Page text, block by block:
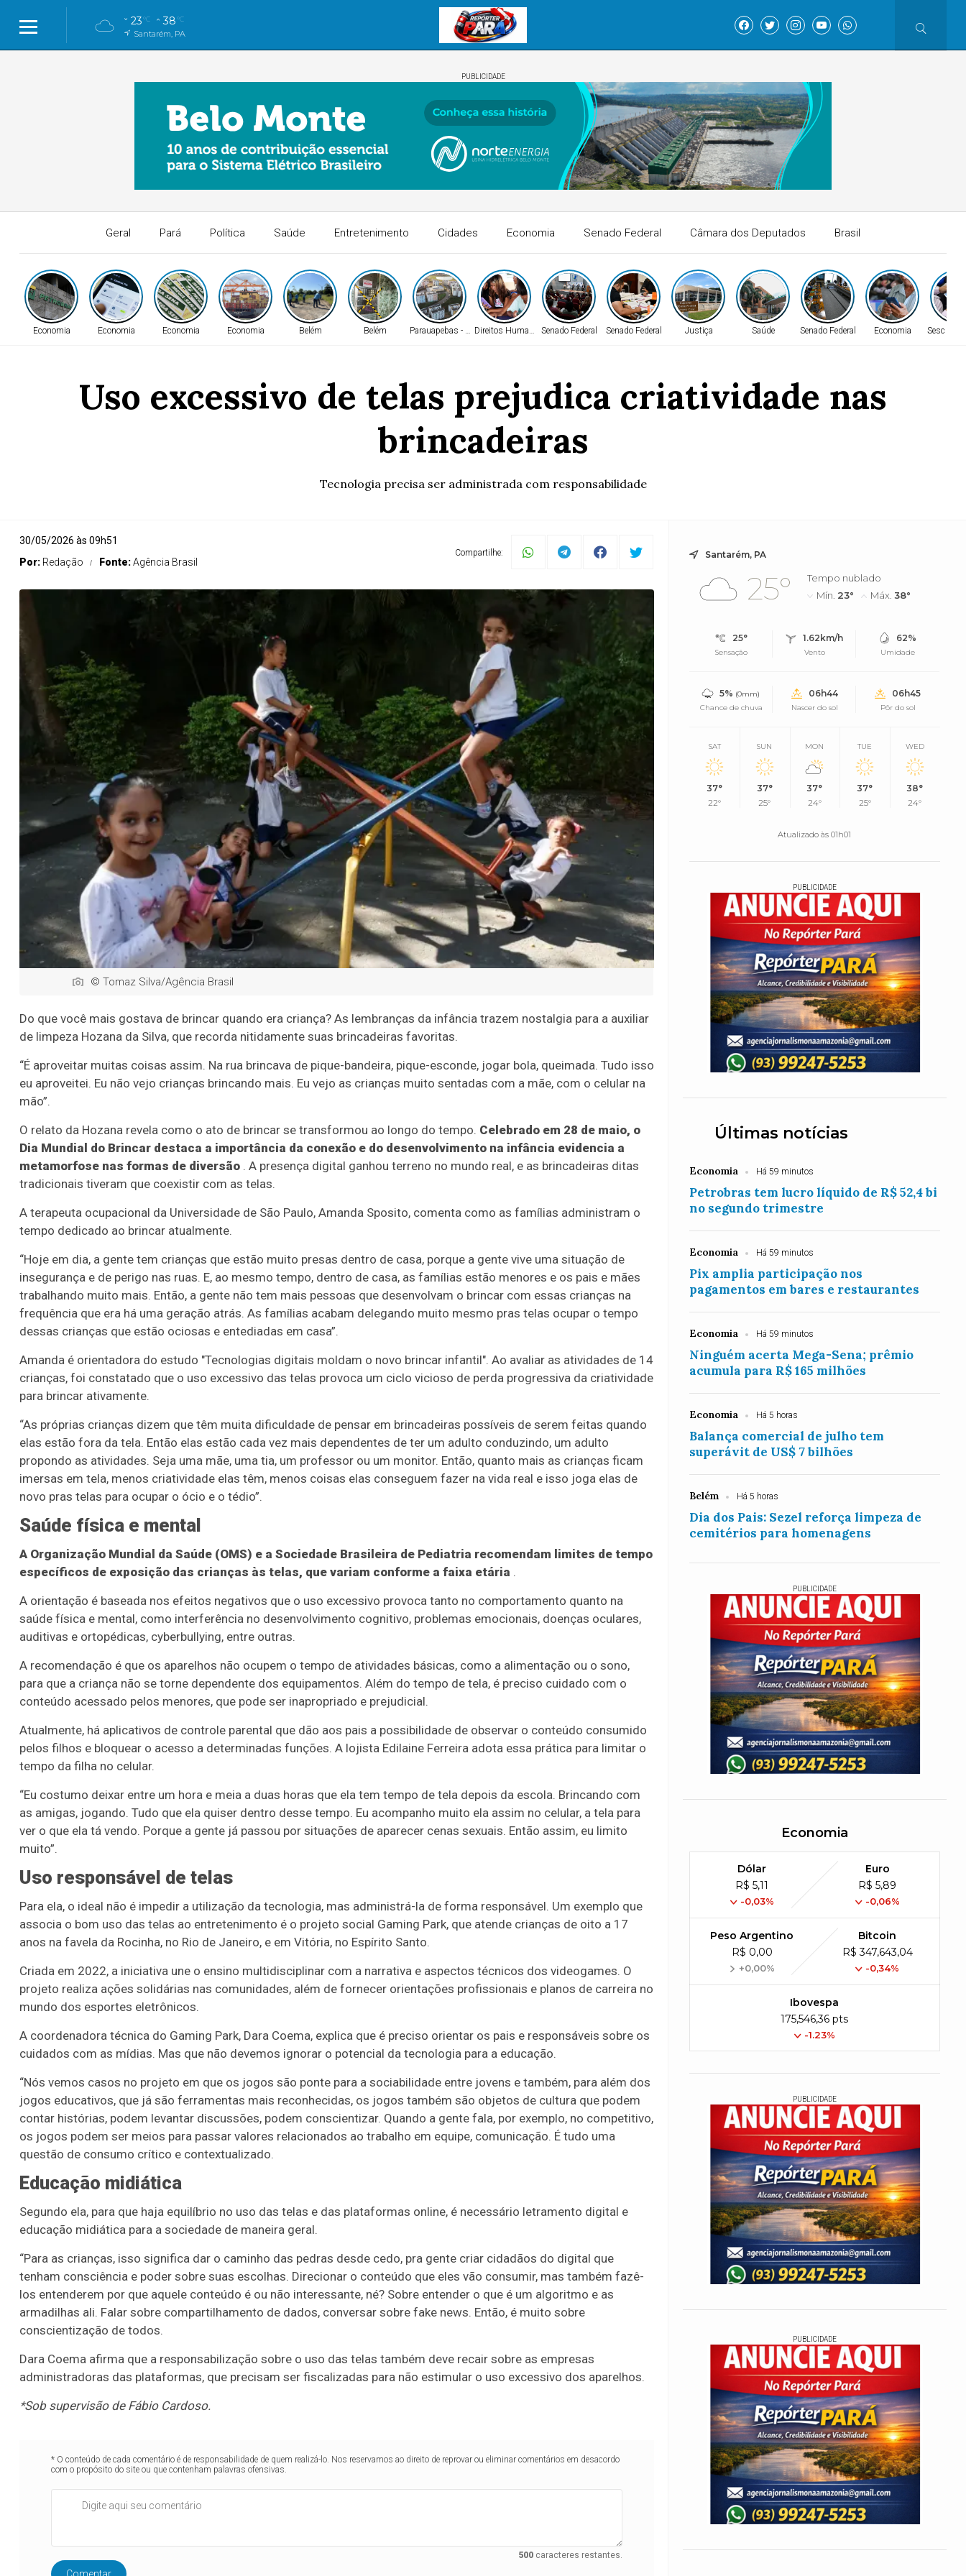
23°C 38°C
Santarém, PA
PUBLICIDADE
Geral Pará Política Saúde Entretenimento Cidades Economia Senado Federal Câmara dos Deputados Brasil
Economia Economia Economia Economia Belém Belém Parauapebas - PA Direitos HumanosSenado Federal Senado Federal Justiça Saúde Senado Federal Economia Sesc em
Uso excessivo de telas prejudica criatividade nas
brincadeiras
Tecnologia precisa ser administrada com responsabilidade
30/05/2026 às 09h51
Por: Redação Fonte:Agência Brasil
Compartilhe:
© Tomaz Silva/Agência Brasil
Do que você mais gostava de brincar quando era criança? As lembranças da infância trazem nostalgia para a auxiliar
de limpeza Hozana da Silva, que recorda nitidamente suas brincadeiras favoritas.
“É aproveitar muitas coisas assim. Na rua brincava de pique-bandeira, pique-esconde, jogar bola, queimada. Tudo isso
eu aproveitei. Eu não vejo crianças brincando mais. Eu vejo as crianças muito sentadas com a mãe, com o celular na
mão”.
O relato da Hozana revela como o ato de brincar se transformou ao longo do tempo. Celebrado em 28 de maio, o
Dia Mundial do Brincar destaca a importância da conexão e do desenvolvimento na infância evidencia a
metamorfose nas formas de diversão . A presença digital ganhou terreno no mundo real, e as brincadeiras ditas
tradicionais tiveram que coexistir com as telas.
A terapeuta ocupacional da Universidade de São Paulo, Amanda Sposito, comenta como as famílias administram o
tempo dedicado ao brincar atualmente.
“Hoje em dia, a gente tem crianças que estão muito presas dentro de casa, porque a gente vive uma situação de
insegurança e de perigo nas ruas. E, ao mesmo tempo, dentro de casa, as famílias estão menores e os pais e mães
trabalhando muito mais. Então, a gente não tem mais pessoas que desenvolvam o brincar com essas crianças na
frequência que era há uma geração atrás. As famílias acabam delegando muito mesmo pras telas ocupar o tempo
dessas crianças que estão ociosas e entediadas em casa”.
Amanda é orientadora do estudo "Tecnologias digitais moldam o novo brincar infantil". Ao avaliar as atividades de 14
crianças, foi constatado que o uso excessivo das telas provoca um ciclo vicioso de perda progressiva da criatividade
para brincar ativamente.
“As próprias crianças dizem que têm muita dificuldade de pensar em brincadeiras possíveis de serem feitas quando
elas estão fora da tela. Então elas estão cada vez mais dependentes de ter um adulto conduzindo, um adulto
propondo as atividades. Seja uma mãe, uma tia, um professor ou um monitor. Então, quanto mais as crianças ficam
imersas em tela, menos criatividade elas têm, menos coisas elas conseguem fazer na vida real e isso joga elas de
novo pras telas para ocupar o ócio e o tédio”.
Saúde física e mental
A Organização Mundial da Saúde (OMS) e a Sociedade Brasileira de Pediatria recomendam limites de tempo
específicos de exposição das crianças às telas, que variam conforme a faixa etária .
A orientação é baseada nos efeitos negativos que o uso excessivo provoca tanto no comportamento quanto na
saúde física e mental, como interferência no desenvolvimento cognitivo, problemas emocionais, doenças oculares,
auditivas e ortopédicas, cyberbullying, entre outras.
A recomendação é que os aparelhos não ocupem o tempo de atividades básicas, como a alimentação ou o sono,
para que a criança não se torne dependente dos equipamentos. Além do tempo de tela, é preciso cuidado com o
conteúdo acessado pelos menores, que pode ser inapropriado e prejudicial.
Atualmente, há aplicativos de controle parental que dão aos pais a possibilidade de observar o conteúdo consumido
pelos filhos e bloquear o acesso a determinadas funções. A lojista Edilaine Ferreira adota essa prática para limitar o
tempo da filha no celular.
“Eu costumo deixar entre um hora e meia a duas horas que ela tem tempo de tela depois da escola. Brincando com
as amigas, jogando. Tudo que ela quiser dentro desse tempo. Eu acompanho muito ela assim no celular, a tela para
ver o que ela tá vendo. Porque a gente já passou por situações de aparecer cenas sexuais. Então assim, eu limito
muito”.
Uso responsável de telas
Para ela, o ideal não é impedir a utilização da tecnologia, mas administrá-la de forma responsável. Um exemplo que
associa o bom uso das telas ao entretenimento é o projeto social Gaming Park, que atende crianças de oito a 17
anos na favela da Rocinha, no Rio de Janeiro, e em Vitória, no Espírito Santo.
Criada em 2022, a iniciativa une o ensino multidisciplinar com a narrativa e aspectos técnicos dos videogames. O
projeto realiza ações solidárias nas comunidades, além de fornecer orientações profissionais e planos de carreira no
mundo dos esportes eletrônicos.
A coordenadora técnica do Gaming Park, Dara Coema, explica que é preciso orientar os pais e responsáveis sobre os
cuidados com as mídias. Mas que não devemos ignorar o potencial da tecnologia para a educação.
“Nós vemos casos no projeto em que os jogos são ponte para a sociabilidade entre jovens e também, para além dos
jogos educativos, que já são ferramentas mais reconhecidas, os jogos também são objetos de cultura que podem
contar histórias, podem levantar discussões, podem conscientizar. Quando a gente fala, por exemplo, no competitivo,
os jogos podem ser meios para passar valores relacionados ao trabalho em equipe, comunicação. É tudo uma
questão de consumo crítico e contextualizado.
Educação midiática
Segundo ela, para que haja equilíbrio no uso das telas e das plataformas online, é necessário letramento digital e
educação midiática para a sociedade de maneira geral.
“Para as crianças, isso significa dar o caminho das pedras desde cedo, pra gente criar cidadãos do digital que
tenham consciência e poder sobre suas escolhas. Direcionar o conteúdo que eles vão consumir, mas também fazê-
los entenderem por que aquele conteúdo é ou não interessante, né? Sobre entender o que é um algoritmo e as
armadilhas ali. Falar sobre compartilhamento de dados, conversar sobre fake news. Então, é muito sobre
conscientização de todos.
Dara Coema afirma que a responsabilização sobre o uso das telas também deve recair sobre as empresas
administradoras das plataformas, que precisam ser fiscalizadas para não estimular o uso excessivo dos aparelhos.
*Sob supervisão de Fábio Cardoso.
* O conteúdo de cada comentário é de responsabilidade de quem realizá-lo. Nos reservamos ao direito de reprovar ou eliminar comentários em desacordo
com o propósito do site ou que contenham palavras ofensivas.
500caracteres restantes.
Santarém, PA
25°
Tempo nublado
Mín. 23° Máx.38°
25°
Sensação
1.62km/h
Vento
62%
Umidade
5% (0mm)
Chance de chuva
06h44
Nascer do sol
06h45
Pôr do sol
SAT
37°
22°
SUN
37°
25°
MON
37°
24°
TUE
37°
25°
WED
38°
24°
Atualizado às 01h01
PUBLICIDADE
Últimas notícias
Economia Há 59 minutos
Petrobras tem lucro líquido de R$ 52,4 bi
no segundo trimestre
Economia Há 59 minutos
Pix amplia participação nos
pagamentos em bares e restaurantes
Economia Há 59 minutos
Ninguém acerta Mega-Sena; prêmio
acumula para R$ 165 milhões
Economia Há 5 horas
Balança comercial de julho tem
superávit de US$ 7 bilhões
Belém Há 5 horas
Dia dos Pais: Sezel reforça limpeza de
cemitérios para homenagens
PUBLICIDADE
Economia
Dólar
R$ 5,11
-0,03%
Euro
R$ 5,89
-0,06%
Peso Argentino
R$ 0,00
+0,00%
Bitcoin
R$ 347,643,04
-0,34%
Ibovespa
175,546,36 pts
-1.23%
PUBLICIDADE
PUBLICIDADE